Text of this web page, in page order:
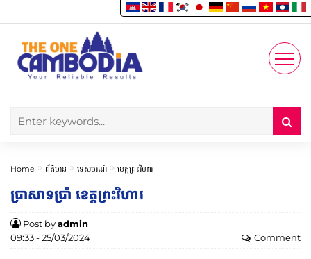
Account
Enjoy
Home ព័ត៌មាន ទេសចរណ៍ ខេត្តព្រះវិហារ
ប្រាសាទប្រាំ ខេត្តព្រះវិហារ
Post byadmin
09:33 - 25/03/2024
Comment